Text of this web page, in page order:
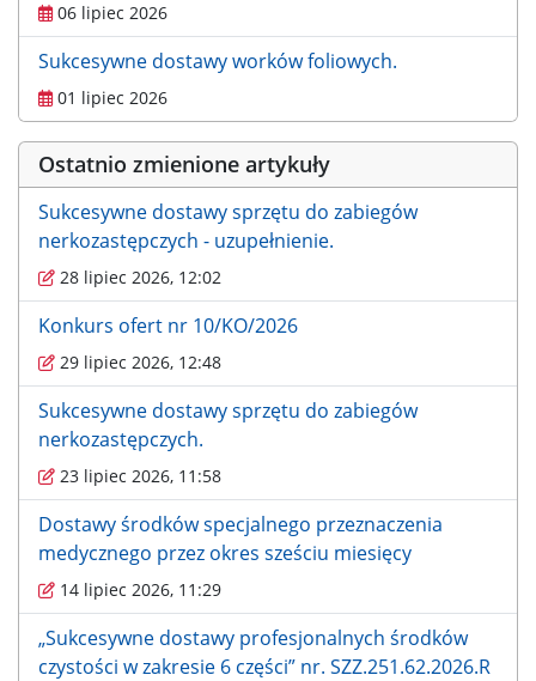
06 lipiec 2026
Sukcesywne dostawy worków foliowych.
01 lipiec 2026
Ostatnio zmienione artykuły
Sukcesywne dostawy sprzętu do zabiegów
nerkozastępczych - uzupełnienie.
28 lipiec 2026, 12:02
Konkurs ofert nr 10/KO/2026
29 lipiec 2026, 12:48
Sukcesywne dostawy sprzętu do zabiegów
nerkozastępczych.
23 lipiec 2026, 11:58
Dostawy środków specjalnego przeznaczenia
medycznego przez okres sześciu miesięcy
14 lipiec 2026, 11:29
„Sukcesywne dostawy profesjonalnych środków
czystości w zakresie 6 części” nr. SZZ.251.62.2026.R